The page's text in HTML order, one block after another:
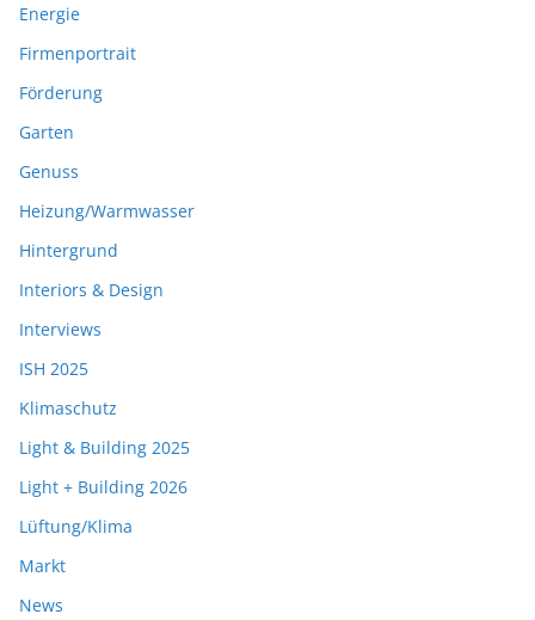
Energie
Firmenportrait
Förderung
Garten
Genuss
Heizung/Warmwasser
Hintergrund
Interiors & Design
Interviews
ISH 2025
Klimaschutz
Light & Building 2025
Light + Building 2026
Lüftung/Klima
Markt
News